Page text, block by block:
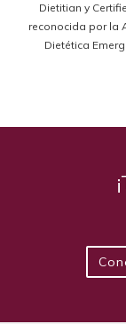
Dietitian y
reconocida por la
Dietética